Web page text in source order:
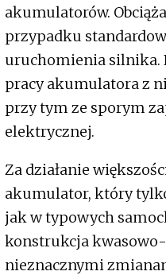
akumulatorów.
przypadku
uruchomienia silnika.
pracy akumulatora z
przy tym ze sporym
elektrycznej.
Za działanie
akumulator, który
jak w typowych
konstrukcja kwasowo-
nieznacznymi